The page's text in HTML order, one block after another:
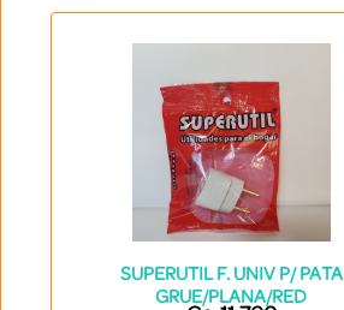
SUPERUTIL F. UNIV P/ PATA
GRUE/PLANA/RED